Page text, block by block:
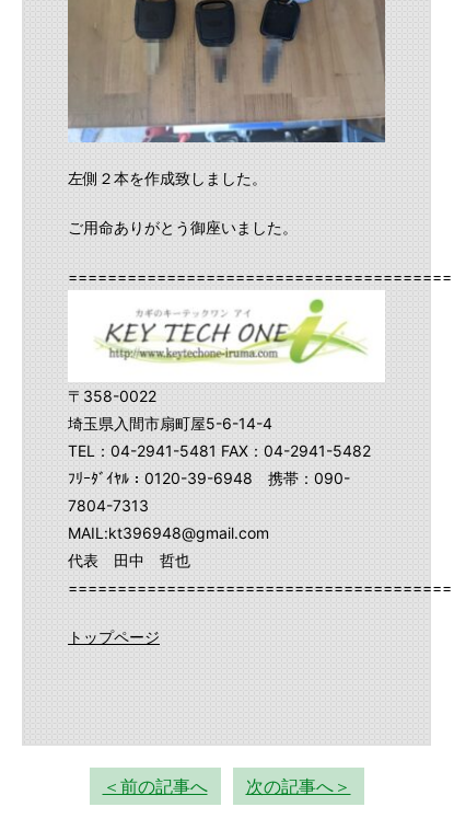
左側２本を作成致しました。
ご用命ありがとう御座いました。
〒358-0022
埼玉県入間市扇町屋5-6-14-4
TEL：04-2941-5481 FAX：04-2941-5482
ﾌﾘｰﾀﾞｲﾔﾙ：0120-39-6948 携帯：090-
7804-7313
MAIL:kt396948@gmail.com
代表 田中 哲也
トップページ
＜前の記事へ 次の記事へ＞